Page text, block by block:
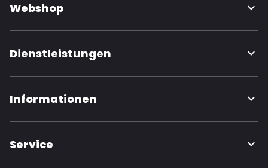
Webshop
Dienstleistungen
Informationen
Service